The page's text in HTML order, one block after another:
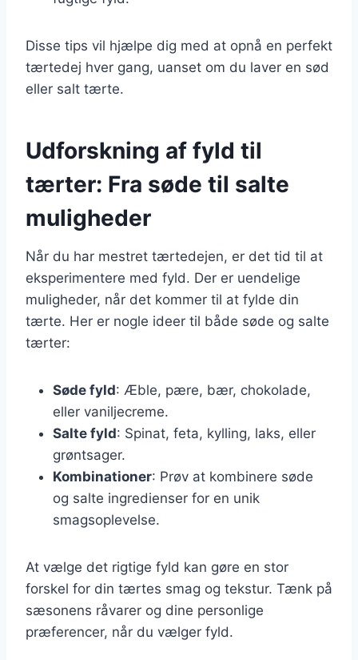
Disse tips vil hjælpe dig med at opnå en perfekt
tærtedej hver gang, uanset om du laver en sød
eller salt tærte.
Udforskning af fyld til
tærter: Fra søde til salte
muligheder
Når du har mestret tærtedejen, er det tid til at
eksperimentere med fyld. Der er uendelige
muligheder, når det kommer til at fylde din
tærte. Her er nogle ideer til både søde og salte
tærter:
Søde fyld: Æble, pære, bær, chokolade,
eller vaniljecreme.
Salte fyld: Spinat, feta, kylling, laks, eller
grøntsager.
Kombinationer: Prøv at kombinere søde
og salte ingredienser for en unik
smagsoplevelse.
At vælge det rigtige fyld kan gøre en stor
forskel for din tærtes smag og tekstur. Tænk på
sæsonens råvarer og dine personlige
præferencer, når du vælger fyld.